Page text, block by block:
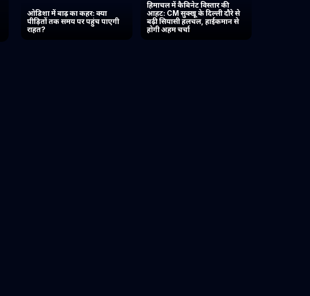
ओडिशा में बाढ़ का कहर: क्या
पीड़ितों तक समय पर पहुंच पाएगी
राहत?
हिमाचल में कैबिनेट विस्तार की
आहट: CM सुक्खू के दिल्ली दौरे से
बढ़ी सियासी हलचल, हाईकमान से
होगी अहम चर्चा